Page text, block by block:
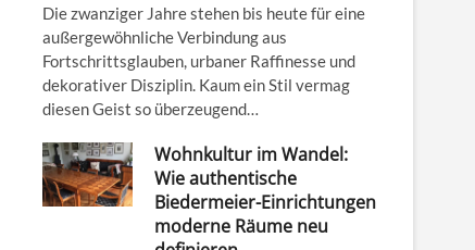
Die zwanziger Jahre stehen bis heute für eine
außergewöhnliche Verbindung aus
Fortschrittsglauben, urbaner Raffinesse und
dekorativer Disziplin. Kaum ein Stil vermag
diesen Geist so überzeugend…
Wohnkultur im Wandel:
Wie authentische
Biedermeier-Einrichtungen
moderne Räume neu